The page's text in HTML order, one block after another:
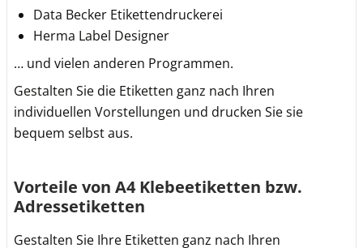
Data Becker Etikettendruckerei
Herma Label Designer
… und vielen anderen Programmen.
Gestalten Sie die Etiketten ganz nach Ihren
individuellen Vorstellungen und drucken Sie sie
bequem selbst aus.
Vorteile von A4 Klebeetiketten bzw.
Adressetiketten
Gestalten Sie Ihre Etiketten ganz nach Ihren